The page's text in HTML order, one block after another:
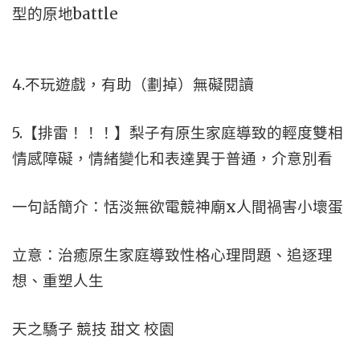
型的原地battle
4.不玩遊戲，有助（劃掉）無礙閱讀
5.【排雷！！！】梨子有原生家庭導致的輕度雙相
情感障礙，情緒變化和表達異于普通，介意別看
一句話簡介：恬淡無欲電競神廟x人間禍害小壞蛋
立意：治癒原生家庭導致性格心理問題、追逐理
想、重塑人生
天之驕子 競技 甜文 校園